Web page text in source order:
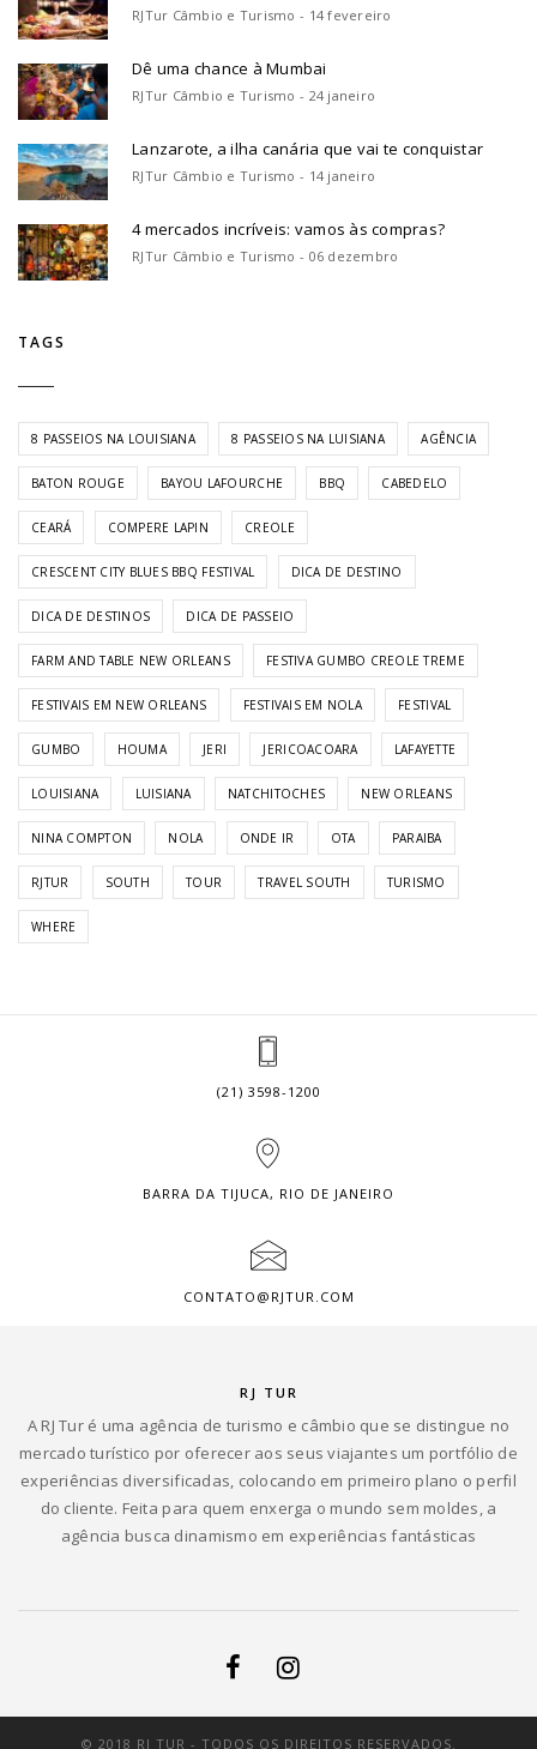
RJTur Câmbio e Turismo - 14 fevereiro
Dê uma chance à Mumbai
RJTur Câmbio e Turismo - 24 janeiro
Lanzarote, a ilha canária que vai te conquistar
RJTur Câmbio e Turismo - 14 janeiro
4 mercados incríveis: vamos às compras?
RJTur Câmbio e Turismo - 06 dezembro
TAGS
8 PASSEIOS NA LOUISIANA 8 PASSEIOS NA LUISIANA AGÊNCIA
BATON ROUGE BAYOU LAFOURCHE BBQ CABEDELO
CEARÁ COMPERE LAPIN CREOLE
CRESCENT CITY BLUES BBQ FESTIVAL DICA DE DESTINO
DICA DE DESTINOS DICA DE PASSEIO
FARM AND TABLE NEW ORLEANS FESTIVA GUMBO CREOLE TREME
FESTIVAIS EM NEW ORLEANS FESTIVAIS EM NOLA FESTIVAL
GUMBO HOUMA JERI JERICOACOARA LAFAYETTE
LOUISIANA LUISIANA NATCHITOCHES NEW ORLEANS
NINA COMPTON NOLA ONDE IR OTA PARAIBA
RJTUR SOUTH TOUR TRAVEL SOUTH TURISMO
WHERE
(21) 3598-1200
BARRA DA TIJUCA, RIO DE JANEIRO
CONTATO@RJTUR.COM
RJ TUR
A RJ Tur é uma agência de turismo e câmbio que se distingue no
mercado turístico por oferecer aos seus viajantes um portfólio de
experiências diversificadas, colocando em primeiro plano o perfil
do cliente. Feita para quem enxerga o mundo sem moldes, a
agência busca dinamismo em experiências fantásticas
© 2018 RJ TUR - TODOS OS DIREITOS RESERVADOS.